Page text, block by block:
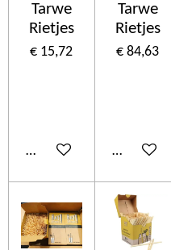
Tarwe
Rietjes
€ 15,72
In winkelwagen
Tarwe
Rietjes
€ 84,63
In